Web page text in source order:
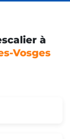
à
Vosges